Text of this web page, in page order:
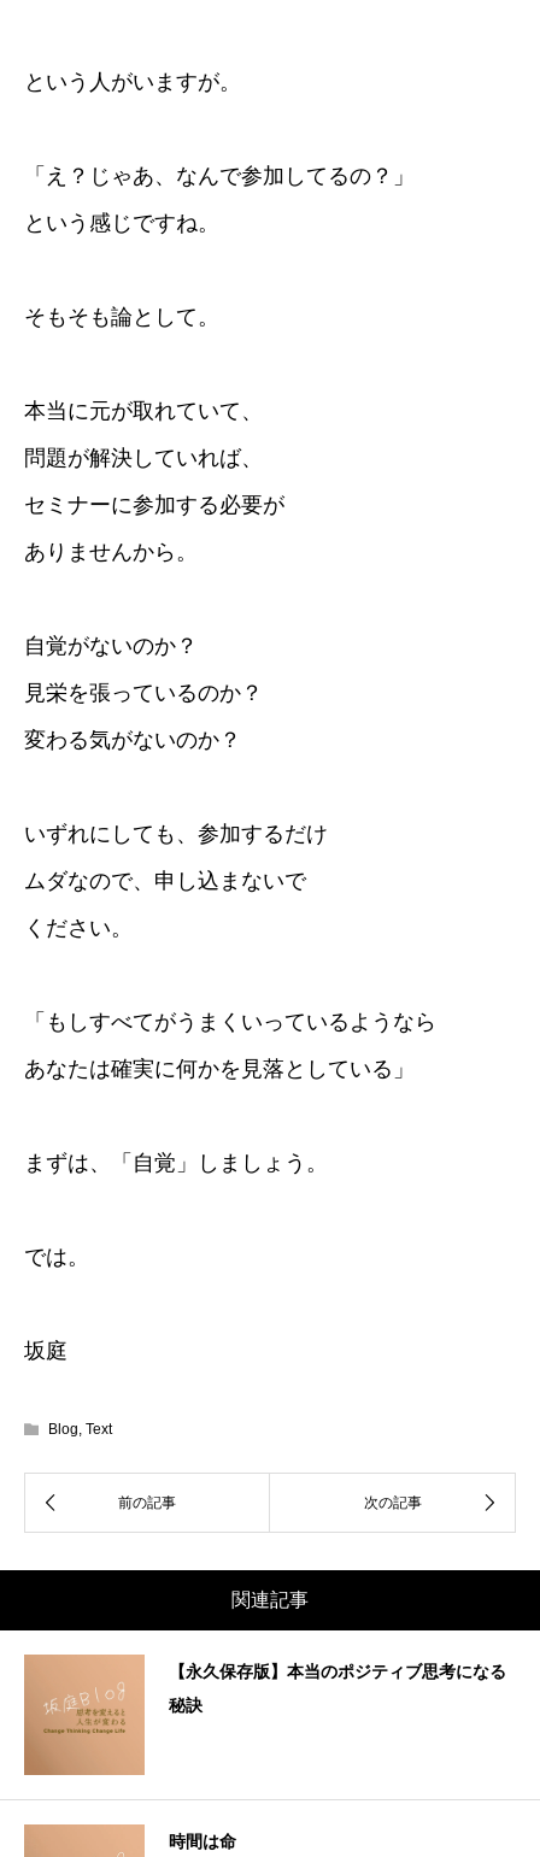
という人がいますが。
「え？じゃあ、なんで参加してるの？」
という感じですね。
そもそも論として。
本当に元が取れていて、
問題が解決していれば、
セミナーに参加する必要が
ありませんから。
自覚がないのか？
見栄を張っているのか？
変わる気がないのか？
いずれにしても、参加するだけ
ムダなので、申し込まないで
ください。
「もしすべてがうまくいっているようなら
あなたは確実に何かを見落としている」
まずは、「自覚」しましょう。
では。
坂庭
Blog, Text
関連記事
【永久保存版】本当のポジティブ思考になる
秘訣
時間は命